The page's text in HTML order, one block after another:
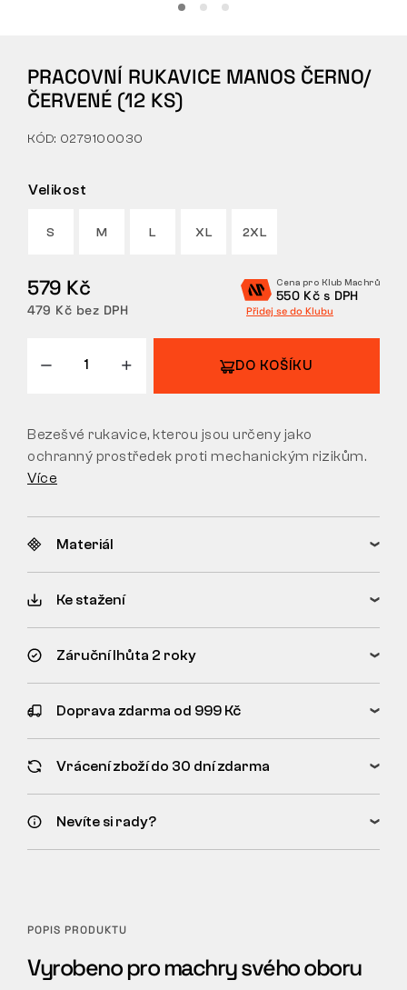
O NÁS
VRÁCENÍ/VÝMĚNA
PRACOVNÍ RUKAVICE MANOS ČERNO/
ČERVENÉ (12 KS)
KÓD: 0279100030
Velikost
S M L XL 2XL
579 Kč
479 Kč bez DPH
Cena pro Klub Machrů
550 Kč s DPH
Přidej se do Klubu
DO KOŠÍKU
Bezešvé rukavice, kterou jsou určeny jako
ochranný prostředek proti mechanickým rizikům.
Více
Materiál
Ke stažení
Záruční lhůta 2 roky
Doprava zdarma od 999 Kč
Vrácení zboží do 30 dní zdarma
Nevíte si rady?
POPIS PRODUKTU
Vyrobeno pro machry svého oboru